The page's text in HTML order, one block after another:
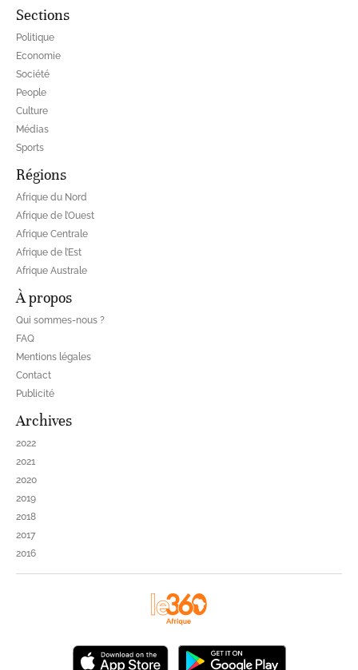
Sections
Politique
Economie
Société
People
Culture
Médias
Sports
Régions
Afrique du Nord
Afrique de l’Ouest
Afrique Centrale
Afrique de l’Est
Afrique Australe
À propos
Qui sommes-nous ?
FAQ
Mentions légales
Contact
Publicité
Archives
2022
2021
2020
2019
2018
2017
2016